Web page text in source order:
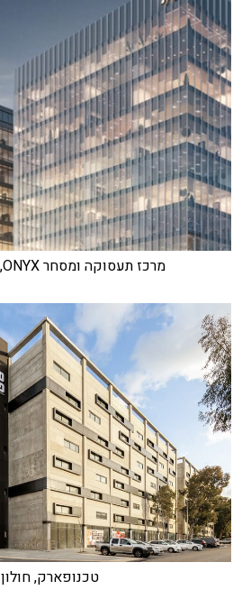
מרכז תעסוקה ומסחר ONYX, צומת סביון
טכנופארק, חולון